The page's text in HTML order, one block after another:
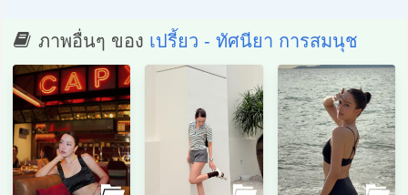
ภาพอื่นๆ ของ เปรี้ยว - ทัศนียา การสมนุช